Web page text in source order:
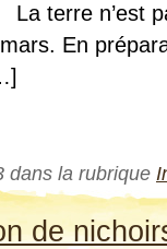
La terre n’est
En
dans la rubrique
de